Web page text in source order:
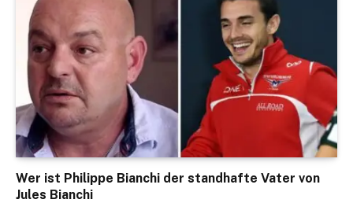
Wer ist Philippe Bianchi der standhafte Vater von
Jules Bianchi